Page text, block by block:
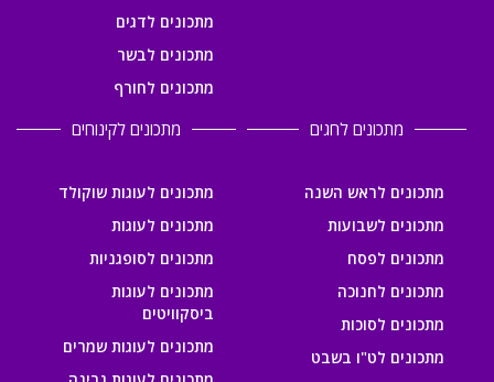
מתכונים לדגים
מתכונים לבשר
מתכונים לחורף
מתכונים לחגים
מתכונים לראש השנה
מתכונים לשבועות
מתכונים לפסח
מתכונים לחנוכה
מתכונים לסוכות
מתכונים לט"ו בשבט
מתכונים לקינוחים
מתכונים לעוגות שוקולד
מתכונים לעוגות
מתכונים לסופגניות
מתכונים לעוגות
ביסקוויטים
מתכונים לעוגות שמרים